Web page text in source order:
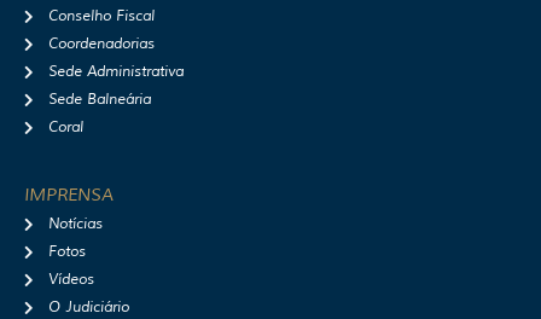
Conselho Fiscal
Coordenadorias
Sede Administrativa
Sede Balneária
Coral
IMPRENSA
Notícias
Fotos
Vídeos
O Judiciário